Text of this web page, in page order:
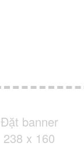
Đặt banner
238 x 160